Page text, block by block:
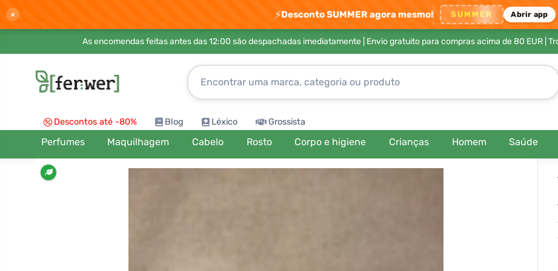
× ⚡Desconto SUMMER agora mesmo! SUMMER Abrir app
As encomendas feitas antes das 12:00 são despachadas imediatamente | Envio gratuito para compras acima de 80 EUR|
Descontos até -80% Blog Léxico Grossista
Perfumes Maquilhagem Cabelo Rosto Corpo e higiene Crianças Homem Saúde